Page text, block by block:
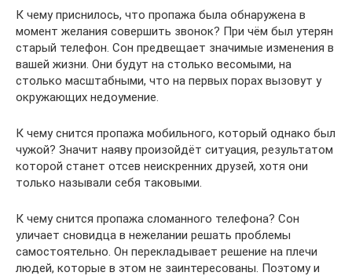
К чему приснилось, что пропажа была обнаружена в
момент желания совершить звонок? При чём был утерян
старый телефон. Сон предвещает значимые изменения в
вашей жизни. Они будут на столько весомыми, на
столько масштабными, что на первых порах вызовут у
окружающих недоумение.
К чему снится пропажа мобильного, который однако был
чужой? Значит наяву произойдёт ситуация, результатом
которой станет отсев неискренних друзей, хотя они
только называли себя таковыми.
К чему снится пропажа сломанного телефона? Сон
уличает сновидца в нежелании решать проблемы
самостоятельно. Он перекладывает решение на плечи
людей, которые в этом не заинтересованы. Поэтому и